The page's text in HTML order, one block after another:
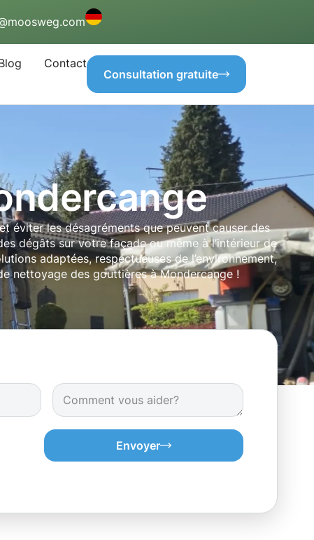
Contact
Consultation gratuite
éviter les désagréments que peuvent causer des
dégâts sur votre façade ou même à l’intérieur de
adaptées, respectueuses de l’environnement,
nettoyage des gouttières à Mondercange !
Envoyer